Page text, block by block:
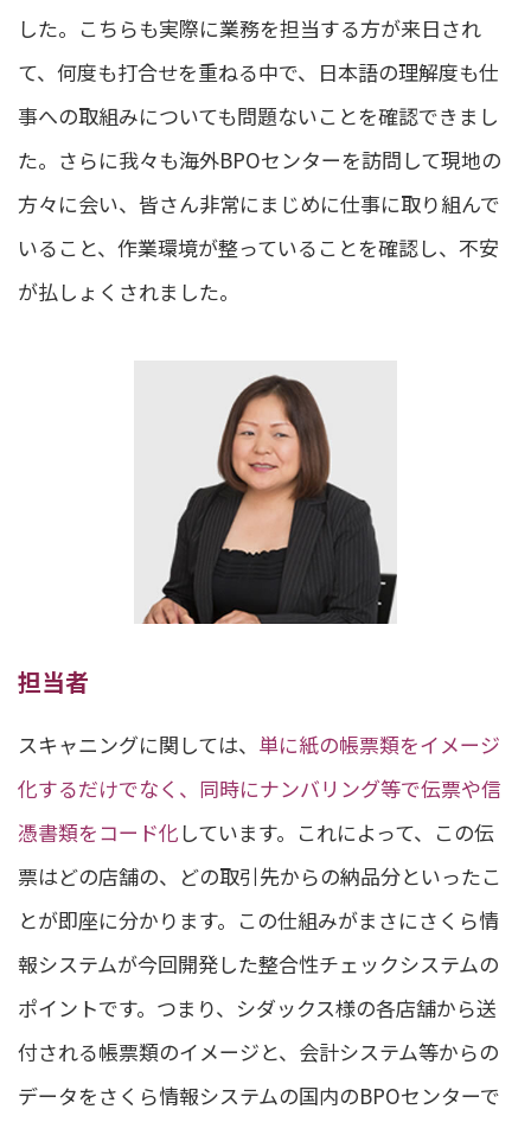
した。こちらも実際に業務を担当する方が来日され
て、何度も打合せを重ねる中で、日本語の理解度も仕
事への取組みについても問題ないことを確認できまし
た。さらに我々も海外BPOセンターを訪問して現地の
方々に会い、皆さん非常にまじめに仕事に取り組んで
いること、作業環境が整っていることを確認し、不安
が払しょくされました。
担当者
スキャニングに関しては、 単に紙の帳票類をイメージ
化するだけでなく、同時にナンバリング等で伝票や信
憑書類をコード化 しています。これによって、この伝
票はどの店舗の、どの取引先からの納品分といったこ
とが即座に分かります。この仕組みがまさにさくら情
報システムが今回開発した整合性チェックシステムの
ポイントです。つまり、シダックス様の各店舗から送
付される帳票類のイメージと、会計システム等からの
データをさくら情報システムの国内のBPOセンターで